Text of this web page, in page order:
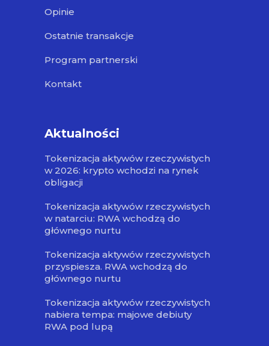
Opinie
Ostatnie transakcje
Program partnerski
Kontakt
Aktualności
Tokenizacja aktywów rzeczywistych
w 2026: krypto wchodzi na rynek
obligacji
Tokenizacja aktywów rzeczywistych
w natarciu: RWA wchodzą do
głównego nurtu
Tokenizacja aktywów rzeczywistych
przyspiesza. RWA wchodzą do
głównego nurtu
Tokenizacja aktywów rzeczywistych
nabiera tempa: majowe debiuty
RWA pod lupą